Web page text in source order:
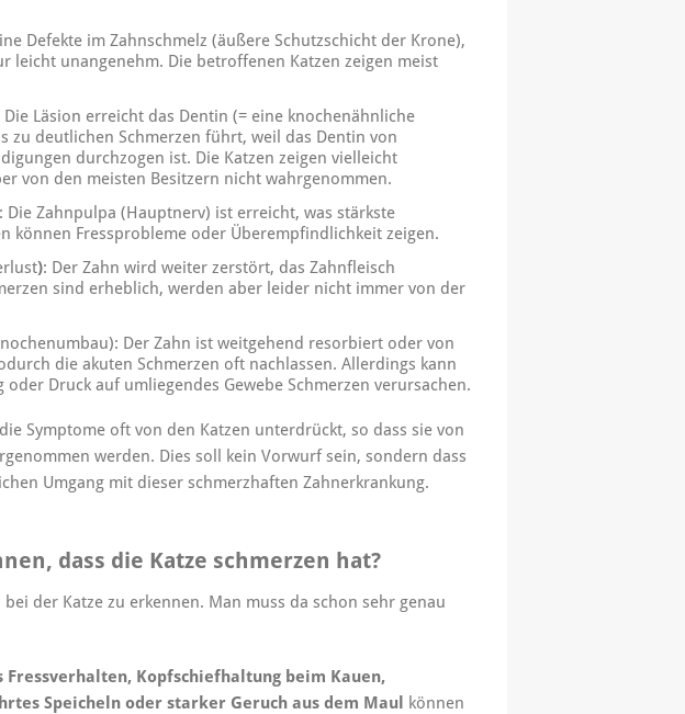
Defekte im Zahnschmelz (äußere Schutzschicht der Krone),
leicht unangenehm. Die betroffenen Katzen zeigen meist
Die Läsion erreicht das Dentin (= eine knochenähnliche
zu deutlichen Schmerzen führt, weil das Dentin von
durchzogen ist. Die Katzen zeigen vielleicht
von den meisten Besitzern nicht wahrgenommen.
: Die Zahnpulpa (Hauptnerv) ist erreicht, was stärkste
können Fressprobleme oder Überempfindlichkeit zeigen.
): Der Zahn wird weiter zerstört, das Zahnfleisch
sind erheblich, werden aber leider nicht immer von der
Der Zahn ist weitgehend resorbiert oder von
die akuten Schmerzen oft nachlassen. Allerdings kann
Druck auf umliegendes Gewebe Schmerzen verursachen.
Symptome oft von den Katzen unterdrückt, so dass sie von
werden. Dies soll kein Vorwurf sein, sondern dass
Umgang mit dieser schmerzhaften Zahnerkrankung.
dass die Katze schmerzen hat?
der Katze zu erkennen. Man muss da schon sehr genau
Fressverhalten, Kopfschiefhaltung beim Kauen,
Speicheln oder starker Geruch aus dem Maul
können